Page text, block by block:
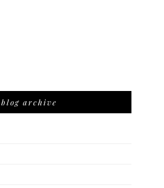
blog archive